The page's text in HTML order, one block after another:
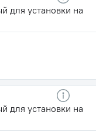
для установки на
для установки на